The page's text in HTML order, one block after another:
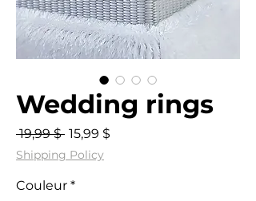
Wedding rings
19,99 $ Prix
original
15,99 $
Shipping Policy
Couleur *